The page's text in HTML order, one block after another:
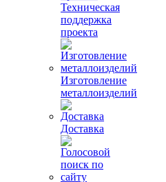
Техническая
поддержка
проекта
Изготовление
металлоизделий
Доставка